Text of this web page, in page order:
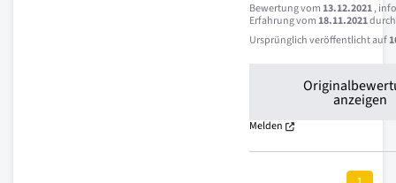
Bewertung vom13.12.2021,
Erfahrung vom18.11.2021
Ursprünglich veröffentlicht auf
anzeigen
Melden